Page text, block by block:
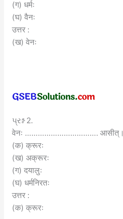
(ग) धर्मः
(घ) वैनः
उत्तर :
(ख) वेनः
પ્રશ્ન 2.
वेनः ……………………………. आसीत्।
(क) क्रूरः
(ख) अक्रूरः
(ग) दयालुः
(घ) धर्मनिरतः
उत्तर :
(क) क्रूरः